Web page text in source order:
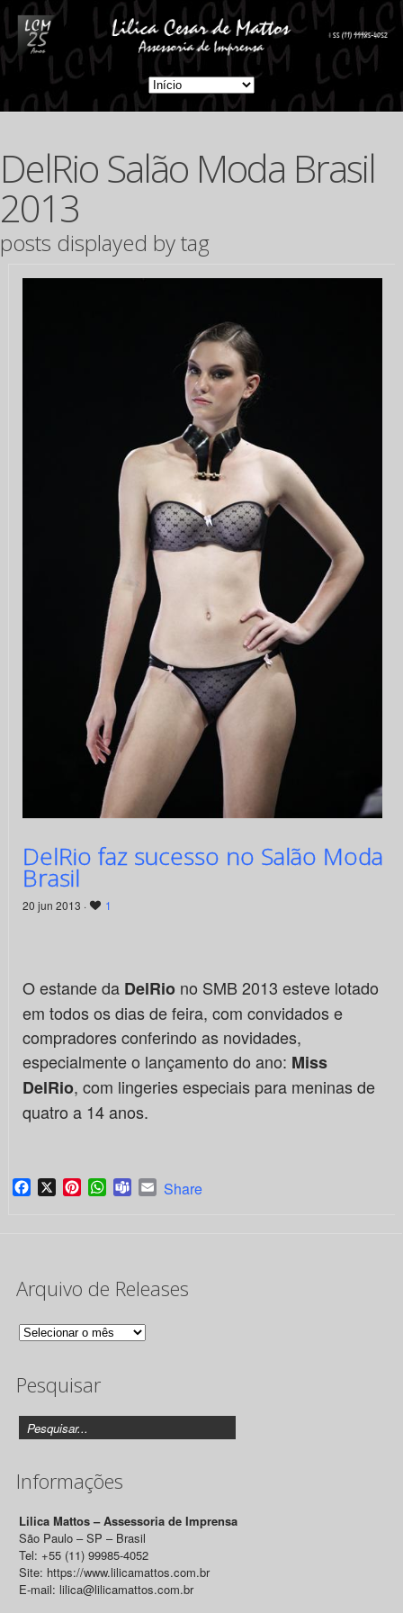
DelRio Salão Moda Brasil
2013
posts displayed by tag
DelRio faz sucesso no Salão Moda
Brasil
20 jun 2013 · 1
O estande da DelRiono SMB 2013 esteve lotado
em todos os dias de feira, com convidados e
compradores conferindo as novidades,
especialmente o lançamento do ano: Miss
DelRio, com lingeries especiais para meninas de
quatro a 14 anos.
Facebook
X PinterestWhatsApp
TeamsEmail
Share
Arquivo de Releases
Arquivo
Releases
Pesquisar
Informações
Lilica Mattos – Assessoria de Imprensa
São Paulo – SP – Brasil
Tel: +55 (11) 99985-4052
Site: https://www.lilicamattos.com.br
E-mail: lilica@lilicamattos.com.br